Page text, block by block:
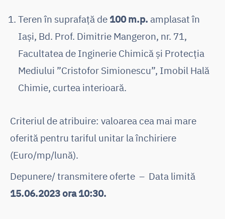
Teren în suprafață de 100 m.p. amplasat în
Iași, Bd. Prof. Dimitrie Mangeron, nr. 71,
Facultatea de Inginerie Chimică și Protecția
Mediului ”Cristofor Simionescu”, Imobil Hală
Chimie, curtea interioară.
Criteriul de atribuire: valoarea cea mai mare
oferită pentru tariful unitar la închiriere
(Euro/mp/lună).
Depunere/ transmitere oferte – Data limită
15.06.2023 ora 10:30.